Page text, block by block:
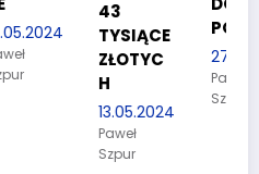
TYSIĄCE
ZŁOTYC
13.05.2024
POLICJI
27.03.2024